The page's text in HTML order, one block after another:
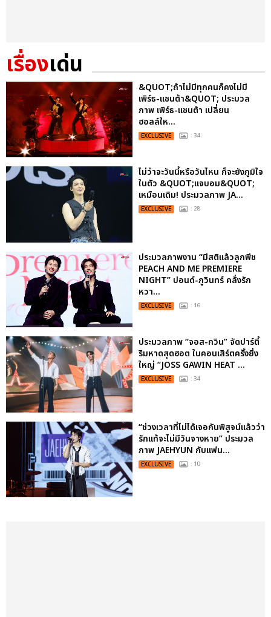
เรื่องเด่น
&QUOT;ถ้าไม่มีทุกคนก็คงไม่มี
เพิร์ธ-แซนต้า&QUOT; ประมวล
ภาพ เพิร์ธ-แซนต้า เปลี่ยน
ฮอลล์ให...
EXCLUSIVE : 34
ไม่ว่าจะวันนี้หรือวันไหน ก็จะยังภูมิใจ
ในตัว &QUOT;แจบอม&QUOT;
เหมือนเดิม! ประมวลภาพ JA...
EXCLUSIVE : 28
ประมวลภาพงาน “มีสติแล้วลูกพีช
PEACH AND ME PREMIERE
NIGHT” ปอนด์-ภูวินทร์ คลั่งรัก
หวา...
EXCLUSIVE : 16
ประมวลภาพ “จอส-กวิน” จัดปาร์ตี้
ริมหาดสุดฮอต ในคอนเสิร์ตครั้งยิ่ง
ใหญ่ “JOSS GAWIN HEAT ...
EXCLUSIVE : 34
“ช่วงเวลาที่ไม่ได้เจอกันพิสูจน์แล้วว่า
รักแท้จะไม่มีวันจางหาย” ประมวล
ภาพ JAEHYUN กับแฟน...
EXCLUSIVE : 10